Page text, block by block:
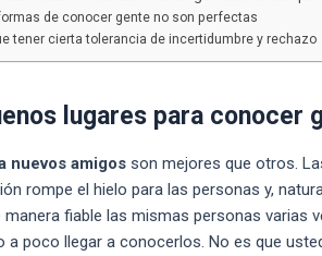
de conocer gente no son perfectas
tener cierta tolerancia de incertidumbre y rechazo
lugares para conocer
nuevos amigosson mejores que otros.
rompe el hielo para las personas y,
fiable las mismas personas varias
poco llegar a conocerlos. No es que